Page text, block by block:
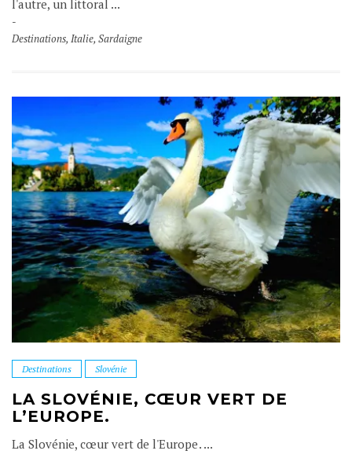
l'autre, un littoral ...
Destinations, Italie,Sardaigne
Destinations Slovénie
LA SLOVÉNIE, CŒUR VERT DE
L’EUROPE.
La Slovénie, cœur vert de l'Europe. ...